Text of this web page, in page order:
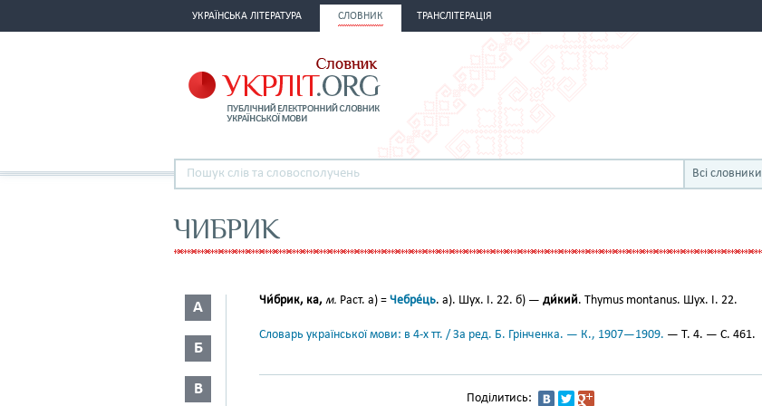
УКРАЇНСЬКА ЛІТЕРАТУРА СЛОВНИК ТРАНСЛІТЕРАЦІЯ
Всі словники
ЧИБРИК
А
Б
В
Чи́брик, ка, м. Раст. а) = Чебре́ць. а). Шух. І. 22. б) — ди́кий. Thymus montanus. Шух. І. 22.
Словарь української мови: в 4-х тт. / За ред. Б. Грінченка. — К., 1907—1909. — Т. 4. — С. 461.
Поділитись: